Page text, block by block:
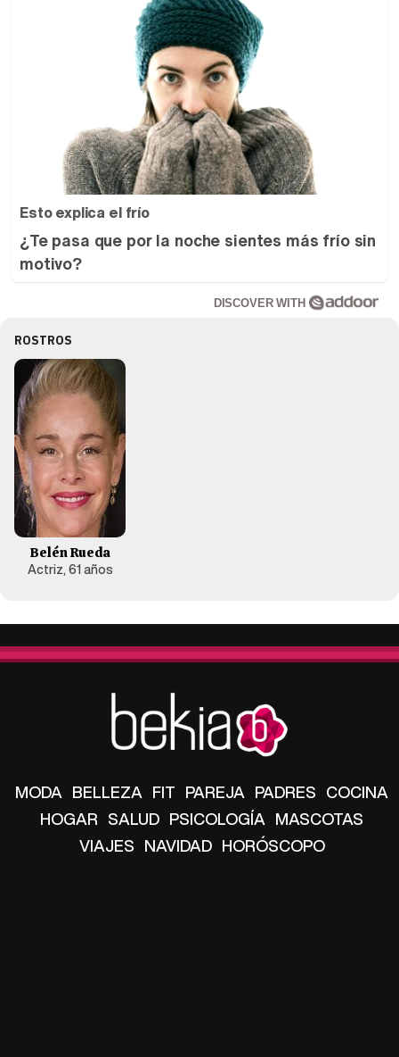
Esto explica el frío
¿Te pasa que por la noche sientes más frío sin
motivo?
DISCOVER WITH
ROSTROS
Belén Rueda
Actriz, 61 años
MODA BELLEZA FIT PAREJA PADRES COCINA
HOGAR SALUD PSICOLOGÍA MASCOTAS
VIAJES NAVIDAD HORÓSCOPO